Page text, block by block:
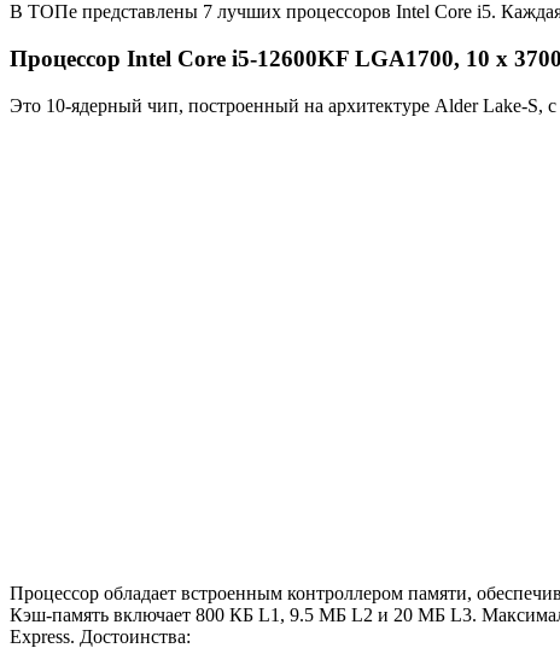
В ТОПе представлены 7 лучших процессоров Intel Core i5.
Процессор Intel Core i5-12600KF LGA1700, 10 x
Это 10-ядерный чип, построенный на архитектуре Alder Lake-
Процессор обладает встроенным контроллером памяти,
Кэш-память включает 800 КБ L1, 9.5 МБ L2 и 20 МБ L3.
Express. Достоинства: